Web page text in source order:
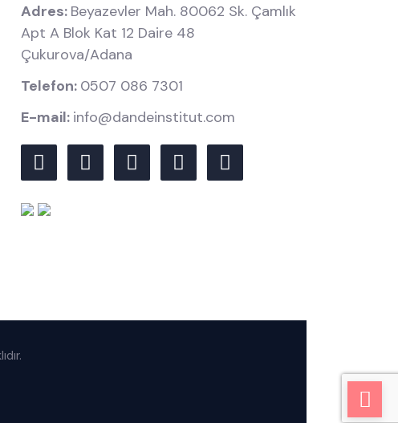
Adres: Beyazevler Mah. 80062 Sk. Çamlık
Apt A Blok Kat 12 Daire 48
Çukurova/Adana
Telefon: 0507 086 7301
E-mail: info@dandeinstitut.com